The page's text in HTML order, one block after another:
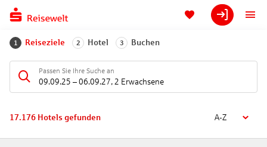
1 Reiseziele 2 Hotel 3 Buchen
Passen Sie Ihre Suche an
09.09.25 – 06.09.27, 2 Erwachsene
17.176 Hotels gefunden A-Z